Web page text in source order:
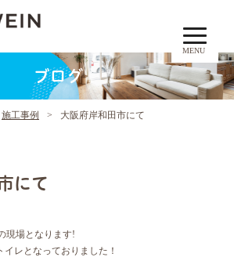
MENU
ブログ
施工事例 大阪府岸和田市にて
にて
現場となります!
レとなっておりました！